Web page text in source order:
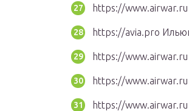
https://
https://avia.pro
https://
https://
https://